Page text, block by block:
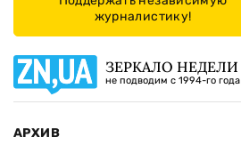
журналистику!
ЗЕРКАЛО НЕДЕЛИ
не подводим с 1994-го года
АРХИВ